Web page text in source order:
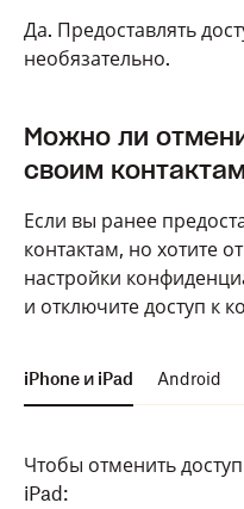
Да. Предоставлять
необязательно.
Можно ли
своим
Если вы ранее
контактам, но хотите
настройки
и отключите доступ к
iPhone и iPad Android
Чтобы отменить
iPad: